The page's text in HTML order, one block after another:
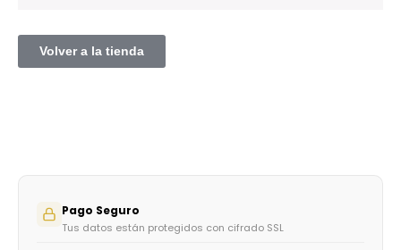
Volver a la tienda
Pago Seguro
Tus datos están protegidos con cifrado SSL